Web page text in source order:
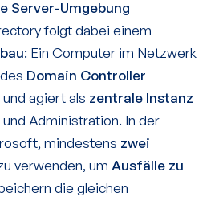
Server-Umgebung
folgt dabei einem
: Ein Computer im Netzwerk
Domain Controller
agiert als zentrale Instanz
Administration. In der
mindestens zwei
verwenden, um Ausfälle zu
die gleichen